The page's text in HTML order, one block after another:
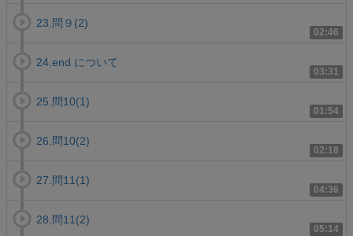
02:46
23.問９(2)
03:31
24.end について
01:54
25.問10(1)
02:18
26.問10(2)
04:36
27.問11(1)
05:14
28.問11(2)